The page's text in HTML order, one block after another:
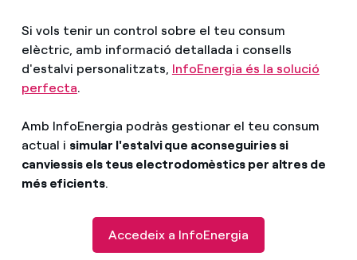
Si vols tenir un control sobre el teu consum
elèctric, amb informació detallada i consells
d'estalvi personalitzats, InfoEnergia és la solució
perfecta.
Amb InfoEnergia podràs gestionar el teu consum
actual i simular l'estalvi que aconseguiries si
canviessis els teus electrodomèstics per altres de
més eficients.
Accedeix a InfoEnergia